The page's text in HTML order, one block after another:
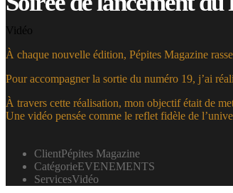
Vidéo
À chaque nouvelle édition, Pépites Magazine
Pour accompagner la sortie du numéro 19, j’ai
À travers cette réalisation, mon objectif était de
Une vidéo pensée comme le reflet fidèle de
ClientPépites Magazine
CatégorieEVENEMENTS
ServicesVidéo